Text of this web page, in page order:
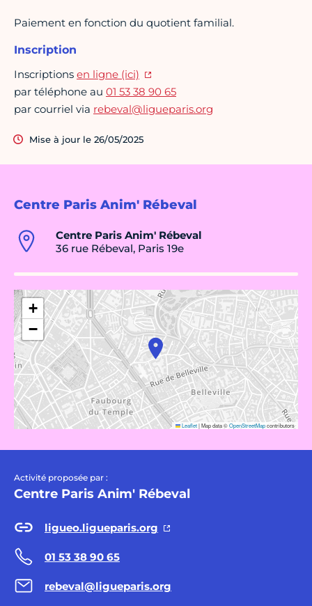
Centre Paris Anim' Rébeval
Centre Paris Anim' Rébeval
36 rue Rébeval, Paris 19e
+
−
Leaflet|Map data ©OpenStreetMapcontributors
Activité proposée par :
Centre Paris Anim' Rébeval
ligueo.ligueparis.org
01 53 38 90 65
rebeval@ligueparis.org
Paiement en fonction du quotient familial.
Inscription
Inscriptions en ligne (ici)
par téléphone au 01 53 38 90 65
par courriel via rebeval@ligueparis.org
Mise à jour le 26/05/2025